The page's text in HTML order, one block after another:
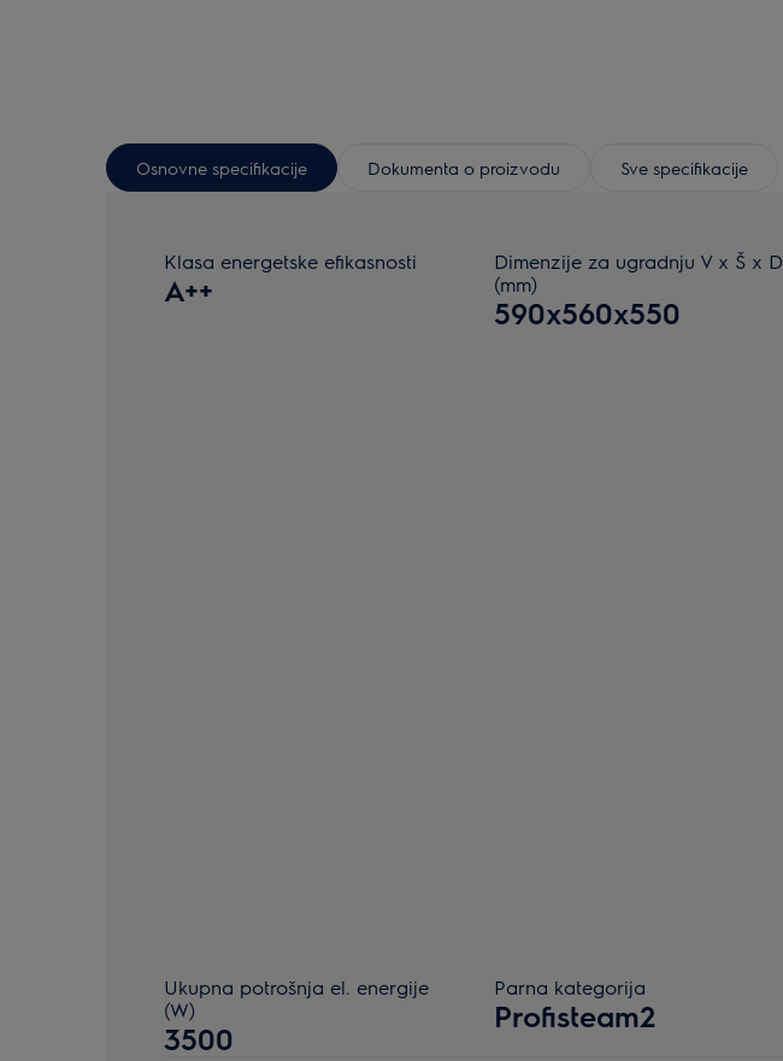
Osnovne specifikacije Dokumenta o proizvodu Sve specifikacije
Klasa energetske efikasnosti
A++
Dimenzije za ugradnju V x Š x D
(mm)
590x560x550
Ukupna potrošnja el. energije
(W)
3500
Parna kategorija
Profisteam2